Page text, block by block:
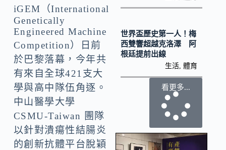
iGEM（International
Genetically
Engineered Machine
Competition）日前
於巴黎落幕，今年共
有來自全球421支大
學與高中隊伍角逐。
中山醫學大學
CSMU-Taiwan 團隊
以針對潰瘍性結腸炎
的創新抗體平台脫穎
世界盃歷史第一人！梅
西雙響超越克洛澤 阿
根廷提前出線
生活 ,體育
看更多...